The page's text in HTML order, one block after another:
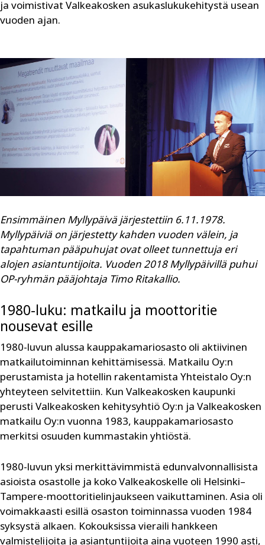
ja voimistivat Valkeakosken asukaslukukehitystä usean
vuoden ajan.
Ensimmäinen Myllypäivä järjestettiin 6.11.1978.
Myllypäiviä on järjestetty kahden vuoden välein, ja
tapahtuman pääpuhujat ovat olleet tunnettuja eri
alojen asiantuntijoita. Vuoden 2018 Myllypäivillä puhui
OP-ryhmän pääjohtaja Timo Ritakallio.
1980-luku: matkailu ja moottoritie
nousevat esille
1980-luvun alussa kauppakamariosasto oli aktiivinen
matkailutoiminnan kehittämisessä. Matkailu Oy:n
perustamista ja hotellin rakentamista Yhteistalo Oy:n
yhteyteen selvitettiin. Kun Valkeakosken kaupunki
perusti Valkeakosken kehitysyhtiö Oy:n ja Valkeakosken
matkailu Oy:n vuonna 1983, kauppakamariosasto
merkitsi osuuden kummastakin yhtiöstä.
1980-luvun yksi merkittävimmistä edunvalvonnallisista
asioista osastolle ja koko Valkeakoskelle oli Helsinki–
Tampere-moottoritielinjaukseen vaikuttaminen. Asia oli
voimakkaasti esillä osaston toiminnassa vuoden 1984
syksystä alkaen. Kokouksissa vieraili hankkeen
valmistelijoita ja asiantuntijoita aina vuoteen 1990 asti,